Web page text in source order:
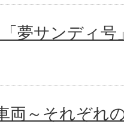
夢サンディ号
両～それぞれ